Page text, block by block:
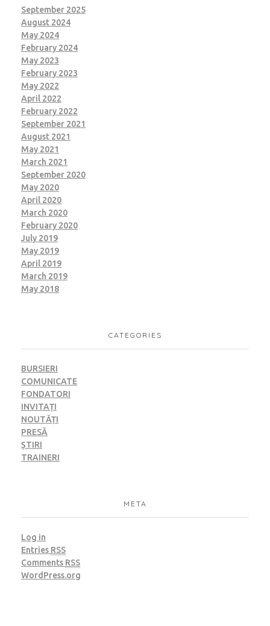
September 2025
August 2024
May 2024
February 2024
May 2023
February 2023
May 2022
April 2022
February 2022
September 2021
August 2021
May 2021
March 2021
September 2020
May 2020
April 2020
March 2020
February 2020
July 2019
May 2019
April 2019
March 2019
May 2018
CATEGORIES
BURSIERI
COMUNICATE
FONDATORI
INVITAȚI
NOUTĂȚI
PRESĂ
ȘTIRI
TRAINERI
META
Log in
Entries RSS
Comments RSS
WordPress.org